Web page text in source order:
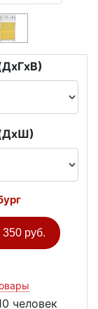
350 руб.
человек